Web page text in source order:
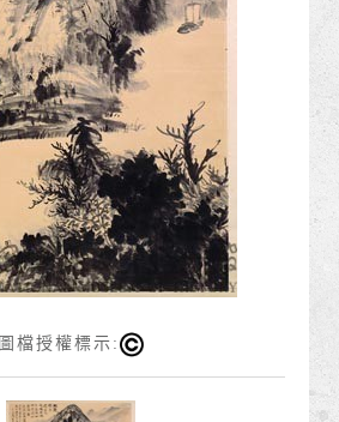
圖檔授權標示: